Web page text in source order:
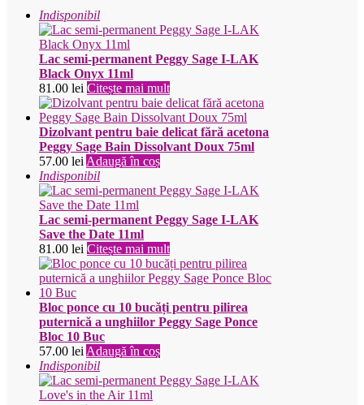
Indisponibil
Lac semi-permanent Peggy Sage I-LAK
Black Onyx 11ml
81.00 lei Citește mai mult
Dizolvant pentru baie delicat fără acetona
Peggy Sage Bain Dissolvant Doux 75ml
57.00 lei Adaugă în coș
Indisponibil
Lac semi-permanent Peggy Sage I-LAK
Save the Date 11ml
81.00 lei Citește mai mult
Bloc ponce cu 10 bucăți pentru pilirea
puternică a unghiilor Peggy Sage Ponce
Bloc 10 Buc
57.00 lei Adaugă în coș
Indisponibil